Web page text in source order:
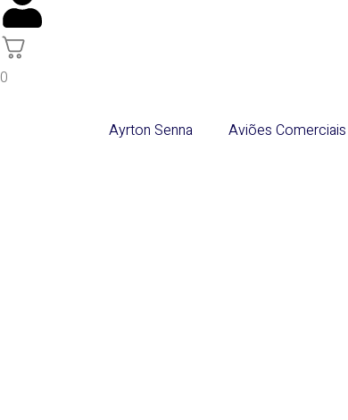
0
Ayrton Senna Aviões Comerciais